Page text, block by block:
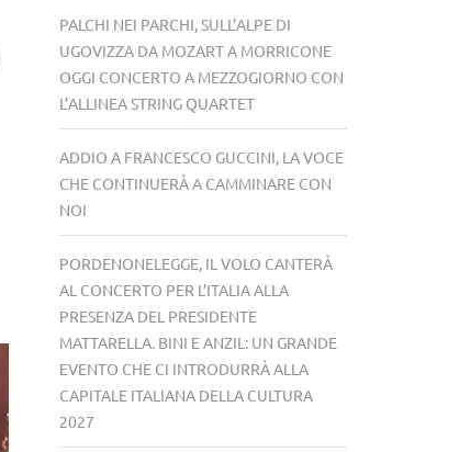
PALCHI NEI PARCHI, SULL’ALPE DI
UGOVIZZA DA MOZART A MORRICONE
OGGI CONCERTO A MEZZOGIORNO CON
L’ALLINEA STRING QUARTET
ADDIO A FRANCESCO GUCCINI, LA VOCE
CHE CONTINUERÀ A CAMMINARE CON
NOI
PORDENONELEGGE, IL VOLO CANTERÀ
AL CONCERTO PER L’ITALIA ALLA
PRESENZA DEL PRESIDENTE
MATTARELLA. BINI E ANZIL: UN GRANDE
EVENTO CHE CI INTRODURRÀ ALLA
CAPITALE ITALIANA DELLA CULTURA
2027